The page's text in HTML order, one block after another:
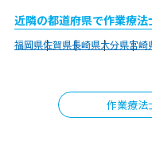
近隣の都道府県で作業療
福岡県佐賀県長崎県大分県宮崎
作業療法